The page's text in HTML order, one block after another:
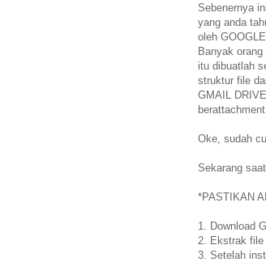
Sebenernya
yang anda
oleh
Banyak
itu dibuatlah
struktur file
GMAIL
berattachment.
Oke, sudah
Sekarang
*PASTIKAN
1. Download
2. Ekstrak
3. Setelah